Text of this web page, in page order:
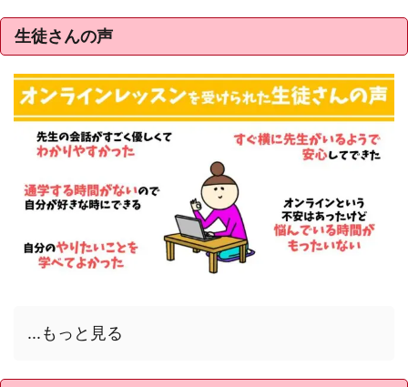
生徒さんの声
...もっと見る